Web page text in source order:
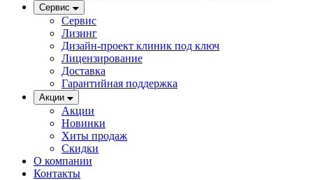
Сервис
Сервис
Лизинг
Дизайн-проект клиник под ключ
Лицензирование
Доставка
Гарантийная поддержка
Акции
Акции
Новинки
Хиты продаж
Скидки
О компании
Контакты